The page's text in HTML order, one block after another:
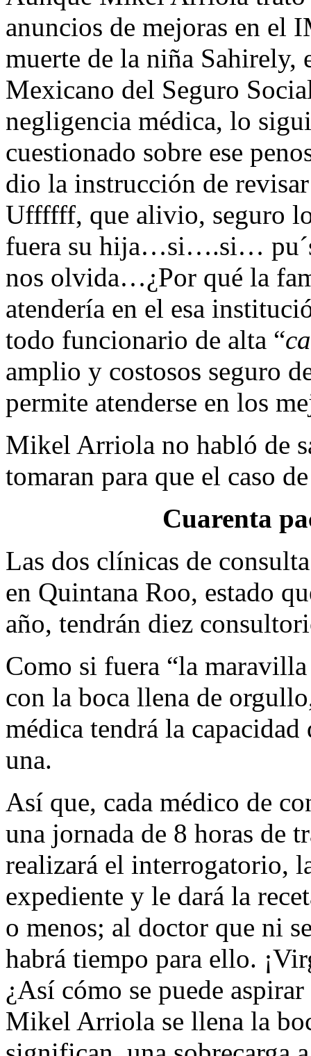
anuncios de mejoras en el
muerte de la niña
Mexicano del Seguro
negligencia médica, lo
cuestionado sobre ese
dio la instrucción de
Uffffff, que alivio, seguro
fuera su hija…si….si…
nos olvida…¿Por qué la
atendería en el esa
todo funcionario de alta “
amplio y costosos seguro
permite atenderse en los
Mikel Arriola no habló de
tomaran para que el caso
Cuarenta
Las dos clínicas de
en Quintana Roo, estado
año, tendrán diez
Como si fuera “la
con la boca llena de
médica tendrá la
una.
Así que, cada médico de
una jornada de 8 horas de
realizará el interrogatorio,
expediente y le dará la
o menos; al doctor que ni
habrá tiempo para ello.
¿Así cómo se puede
Mikel Arriola se llena la